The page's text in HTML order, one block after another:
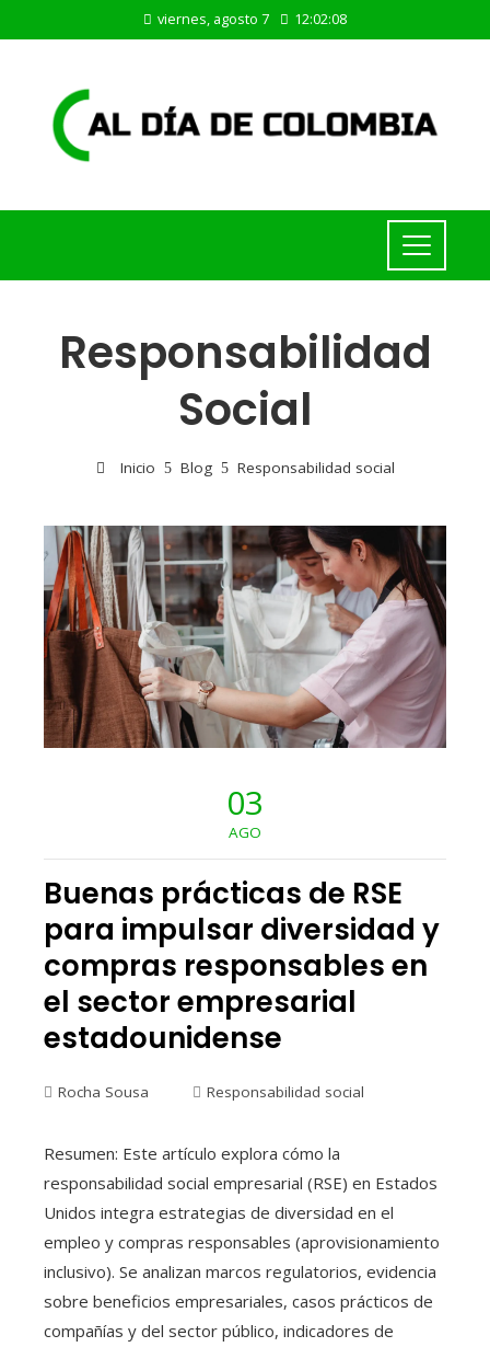
viernes, agosto 7 12:02:09
Responsabilidad
Social
Inicio Blog Responsabilidad social
03
AGO
Buenas prácticas de RSE
para impulsar diversidad y
compras responsables en
el sector empresarial
estadounidense
Rocha Sousa Responsabilidad social
Resumen: Este artículo explora cómo la
responsabilidad social empresarial (RSE) en Estados
Unidos integra estrategias de diversidad en el
empleo y compras responsables (aprovisionamiento
inclusivo). Se analizan marcos regulatorios, evidencia
sobre beneficios empresariales, casos prácticos de
compañías y del sector público, indicadores de